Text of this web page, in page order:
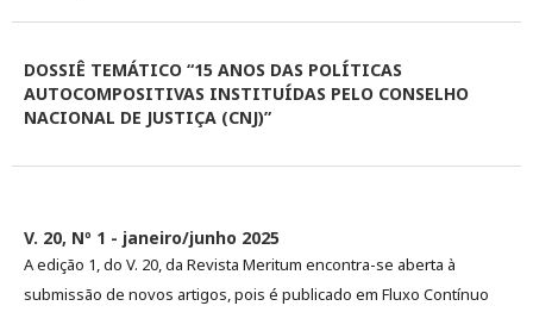
DOSSIÊ TEMÁTICO “15 ANOS DAS POLÍTICAS
AUTOCOMPOSITIVAS INSTITUÍDAS PELO CONSELHO
NACIONAL DE JUSTIÇA (CNJ)”
V. 20, Nº 1 - janeiro/junho 2025
A edição 1, do V. 20, da Revista Meritum encontra-se aberta à
submissão de novos artigos, pois é publicado em Fluxo Contínuo